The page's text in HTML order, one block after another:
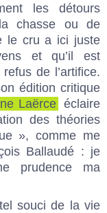
les détours
chasse ou de
le cru a ici juste
et qu’il est
de l’artifice.
édition critique
Laërce éclaire
des théories
», comme me
Ballaudé : je
prudence ma
souci de la vie